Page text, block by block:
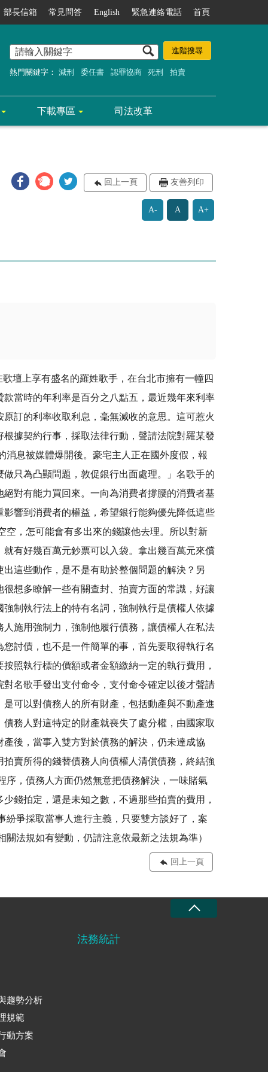
部長信箱 常見問答 English 緊急連絡電話 首頁
熱門關鍵字： 減刑 委任書 認罪協商 死刑 拍賣
下載專區 司法改革
回上一頁 友善列印
A- A A+
上享有盛名的羅姓歌手，在台北市擁有一幢四
當時的年利率是百分之八點五，最近幾年來利率
訂的利率收取利息，毫無減收的意思。這可惹火
據契約行事，採取法律行動，聲請法院對羅某發
息被媒體爆開後。豪宅主人正在國外度假，報
只為凸顯問題，敦促銀行出面處理。」名歌手的
對有能力買回來。一向為消費者撐腰的消費者基
響到消費者的權益，希望銀行能夠優先降低這些
，怎可能會有多出來的錢讓他去理。所以對新
有好幾百萬元鈔票可以入袋。拿出幾百萬元來償
這些動作，是不是有助於整個問題的解決？另
想多瞭解一些有關查封、拍賣方面的常識，好讓
的特有名詞，強制執行是債權人依據
施用強制力，強制他履行債務，讓債權人在私法
討債，也不是一件簡單的事，首先要取得執行名
照執行標的價額或者金額繳納一定的執行費用，
名歌手發出支付命令，支付命令確定以後才聲請
可以對債務人的所有財產，包括動產與不動產進
務人對這特定的財產就喪失了處分權，由國家取
後，當事入雙方對於債務的解決，仍未達成協
賣所得的錢替債務人向債權人清償債務，終結強
，債務人方面仍然無意把債務解決，一味賭氣
錢拍定，還是未知之數，不過那些拍賣的費用，
爭採取當事人進行主義，只要雙方談好了，案
法規如有變動，仍請注意依最新之法規為準）
回上一頁
趨勢分析
規範
動方案
法務統計